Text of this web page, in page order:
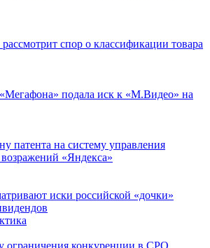
спор о классификации товара
подала иск к «М.Видео» на
патента на систему управления
«Яндекса»
иски российской «дочки»
ограничения конкуренции в СРО